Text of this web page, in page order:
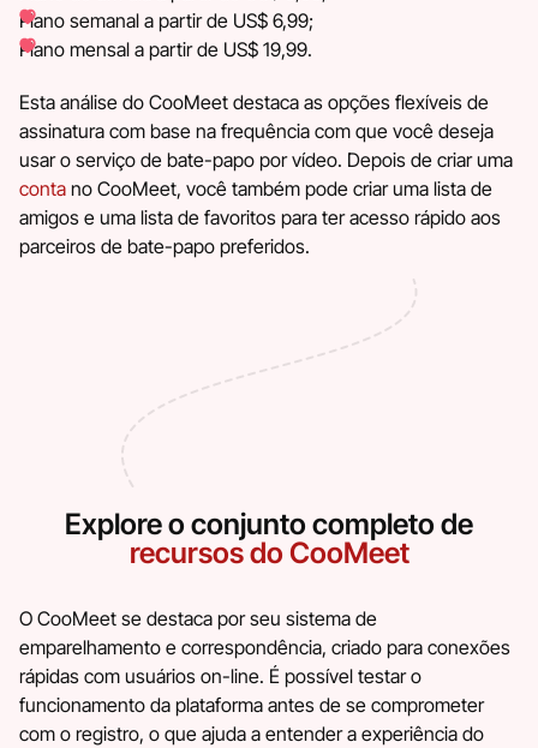
Plano semanal a partir de US$ 6,99;
Plano mensal a partir de US$ 19,99.
Esta análise do CooMeet destaca as opções flexíveis de
assinatura com base na frequência com que você deseja
usar o serviço de bate-papo por vídeo. Depois de criar uma
conta no CooMeet, você também pode criar uma lista de
amigos e uma lista de favoritos para ter acesso rápido aos
parceiros de bate-papo preferidos.
Explore o conjunto completo de
recursos do CooMeet
O CooMeet se destaca por seu sistema de
emparelhamento e correspondência, criado para conexões
rápidas com usuários on-line. É possível testar o
funcionamento da plataforma antes de se comprometer
com o registro, o que ajuda a entender a experiência do